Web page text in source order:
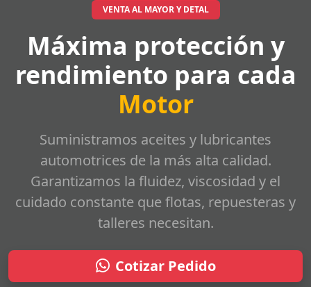
VENTA AL MAYOR Y DETAL
Máxima protección y
rendimiento para cada
Motor
Suministramos aceites y lubricantes
automotrices de la más alta calidad.
Garantizamos la fluidez, viscosidad y el
cuidado constante que flotas, repuesteras y
talleres necesitan.
Cotizar Pedido